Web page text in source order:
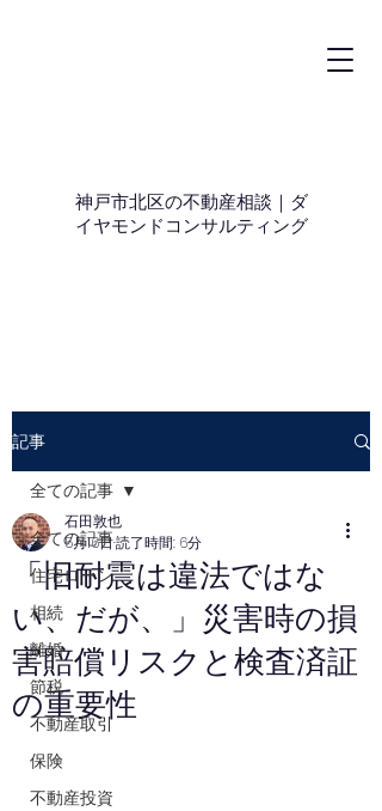
神戸市北区の不動産相談｜ダ
イヤモンドコンサルティング
記事
全ての記事
住宅ローン
相続
離婚
節税
不動産取引
保険
不動産投資
全ての記事
「旧耐震は違法ではな
い、だが、」災害時の損
害賠償リスクと検査済証
の重要性
石田敦也
5月16日読了時間: 6分